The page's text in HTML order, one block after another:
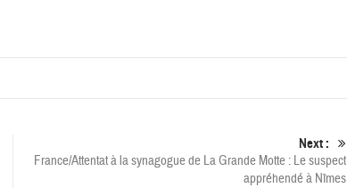
Next :
France/Attentat à la synagogue de La Grande Motte : Le suspect
appréhendé à Nîmes